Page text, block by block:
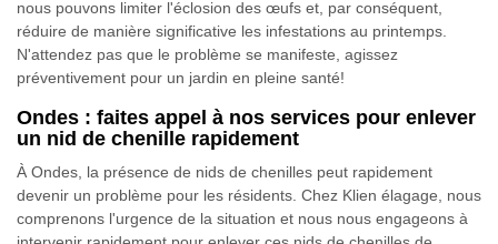
nous pouvons limiter l'éclosion des œufs et, par conséquent,
réduire de manière significative les infestations au printemps.
N'attendez pas que le problème se manifeste, agissez
préventivement pour un jardin en pleine santé!
Ondes : faites appel à nos services pour enlever
un nid de chenille rapidement
À Ondes, la présence de nids de chenilles peut rapidement
devenir un problème pour les résidents. Chez Klien élagage, nous
comprenons l'urgence de la situation et nous nous engageons à